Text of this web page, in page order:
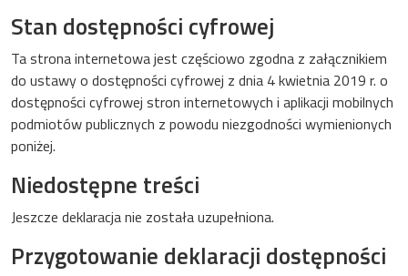
Stan dostępności cyfrowej
Ta strona internetowa jest częściowo zgodna z załącznikiem
do ustawy o dostępności cyfrowej z dnia 4 kwietnia 2019 r. o
dostępności cyfrowej stron internetowych i aplikacji mobilnych
podmiotów publicznych z powodu niezgodności wymienionych
poniżej.
Niedostępne treści
Jeszcze deklaracja nie została uzupełniona.
Przygotowanie deklaracji dostępności